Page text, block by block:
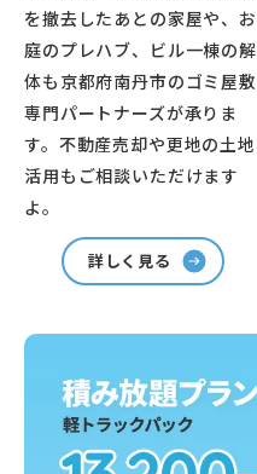
を撤去したあとの家屋や、お
庭のプレハブ、ビル一棟の解
体も京都府南丹市のゴミ屋敷
専門パートナーズが承りま
す。不動産売却や更地の土地
活用もご相談いただけます
よ。
詳しく見る